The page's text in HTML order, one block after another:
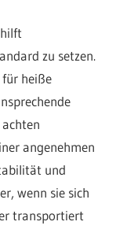
zu setzen.
heiße
angenehmen
und
wenn sie sich
transportiert